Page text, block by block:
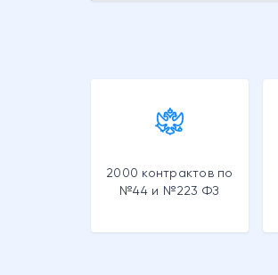
2000 контрактов по
№44 и №223 ФЗ